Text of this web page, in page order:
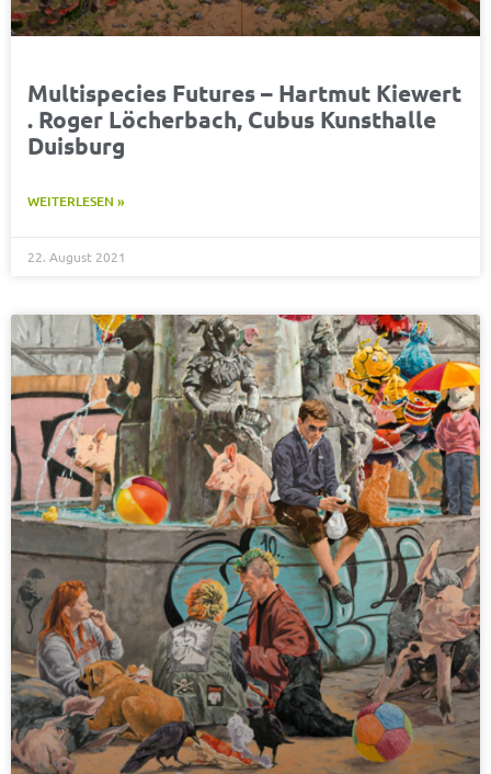
Multispecies Futures – Hartmut Kiewert
. Roger Löcherbach, Cubus Kunsthalle
Duisburg
WEITERLESEN »
22. August 2021